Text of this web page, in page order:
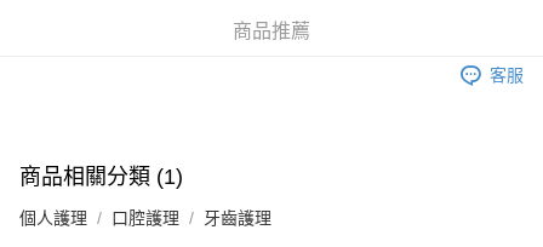
澳門地區配送 - 確認發貨後1-4個工作天送達
商品推薦
客服
商品相關分類 (1)
個人護理 口腔護理 牙齒護理